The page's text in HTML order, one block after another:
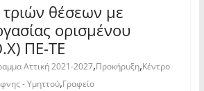
θέσεων με
ορισμένου
ΠΕ-ΤΕ
Αττική 2021-2027,Προκήρυξη,Κέντρο
- Υμηττού,Γραφείο